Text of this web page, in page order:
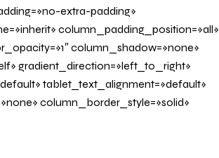
extra-padding»
column_padding_position=»all»
column_shadow=»none»
gradient_direction=»left_to_right»
tablet_text_alignment=»default»
column_border_style=»solid»